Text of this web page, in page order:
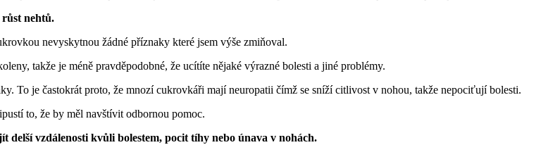
růst nehtů.
nevyskytnou žádné příznaky které jsem výše zmiňoval.
takže je méně pravděpodobné, že ucítíte nějaké výrazné bolesti a jiné problémy.
To je častokrát proto, že mnozí cukrovkáři mají neuropatii čímž se sníží citlivost v nohou, takže nepociťují bolesti.
to, že by měl navštívit odbornou pomoc.
delší vzdálenosti kvůli bolestem, pocit tíhy nebo únava v nohách.